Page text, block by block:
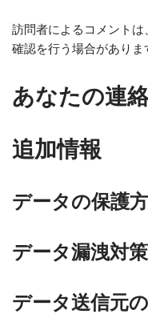
訪問者によるコメント
確認を行う場合がありま
あなたの連
追加情報
データの保護
データ漏洩対
データ送信元